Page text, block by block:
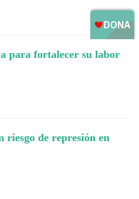
para fortalecer su labor
riesgo de represión en